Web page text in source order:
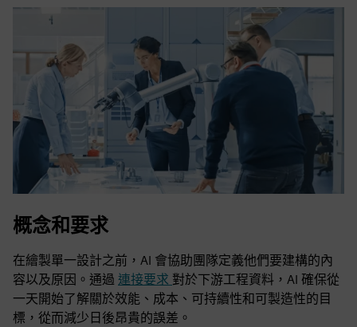
概念和要求
在繪製單一設計之前，AI 會協助團隊定義他們要建構的內
容以及原因。通過 連接要求 對於下游工程資料，AI 確保從
一天開始了解關於效能、成本、可持續性和可製造性的目
標，從而減少日後昂貴的誤差。